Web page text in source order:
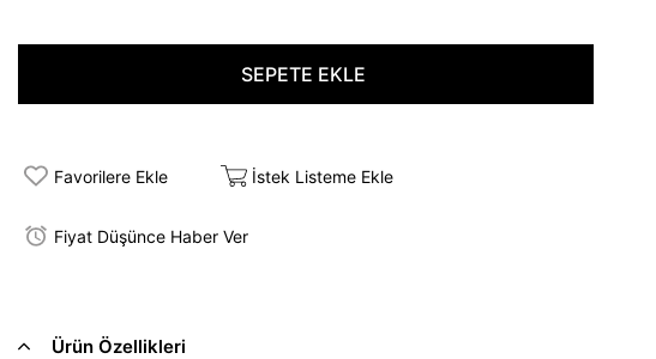
Favorilere Ekle İstek Listeme Ekle
Fiyat Düşünce Haber Ver
Ürün Özellikleri